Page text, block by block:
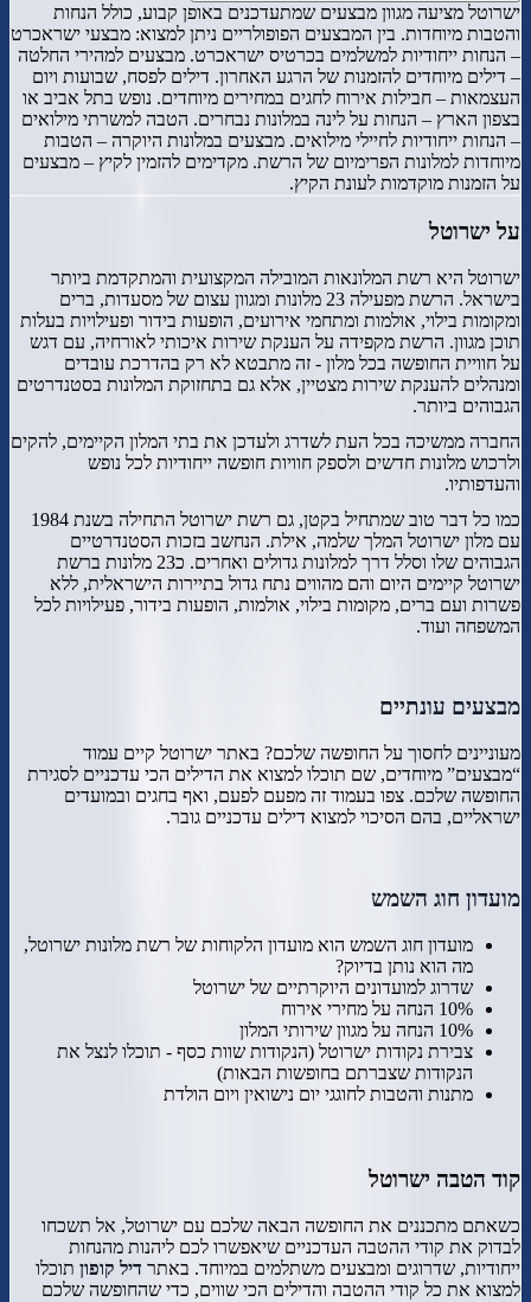
ישרוטל מציעה מגוון מבצעים שמתעדכנים באופן קבוע, כולל הנחות
והטבות מיוחדות. בין המבצעים הפופולריים ניתן למצוא: מבצעי ישראכרט
– הנחות ייחודיות למשלמים בכרטיס ישראכרט. מבצעים למהירי החלטה
– דילים מיוחדים להזמנות של הרגע האחרון. דילים לפסח, שבועות ויום
העצמאות – חבילות אירוח לחגים במחירים מיוחדים. נופש בתל אביב או
בצפון הארץ – הנחות על לינה במלונות נבחרים. הטבה למשרתי מילואים
– הנחות ייחודיות לחיילי מילואים. מבצעים במלונות היוקרה – הטבות
מיוחדות למלונות הפרימיום של הרשת. מקדימים להזמין לקיץ – מבצעים
על הזמנות מוקדמות לעונת הקיץ.
על ישרוטל
ישרוטל היא רשת המלונאות המובילה המקצועית והמתקדמת ביותר
בישראל. הרשת מפעילה 23 מלונות ומגוון עצום של מסעדות, ברים
ומקומות בילוי, אולמות ומתחמי אירועים, הופעות בידור ופעילויות בעלות
תוכן מגוון. הרשת מקפידה על הענקת שירות איכותי לאורחיה, עם דגש
על חוויית החופשה בכל מלון - זה מתבטא לא רק בהדרכת עובדים
ומנהלים להענקת שירות מצטיין, אלא גם בתחזוקת המלונות בסטנדרטים
הגבוהים ביותר.
החברה ממשיכה בכל העת לשדרג ולעדכן את בתי המלון הקיימים, להקים
ולרכוש מלונות חדשים ולספק חוויות חופשה ייחודיות לכל נופש
והעדפותיו.
כמו כל דבר טוב שמתחיל בקטן, גם רשת ישרוטל התחילה בשנת 1984
עם מלון ישרוטל המלך שלמה, אילת. הנחשב בזכות הסטנדרטיים
הגבוהים שלו וסלל דרך למלונות גדולים ואחרים. כ23 מלונות ברשת
ישרוטל קיימים היום והם מהווים נתח גדול בתיירות הישראלית, ללא
פשרות ועם ברים, מקומות בילוי, אולמות, הופעות בידור, פעילויות לכל
המשפחה ועוד.
מבצעים עונתיים
מעוניינים לחסוך על החופשה שלכם? באתר ישרוטל קיים עמוד
“מבצעים” מיוחדים, שם תוכלו למצוא את הדילים הכי עדכניים לסגירת
החופשה שלכם. צפו בעמוד זה מפעם לפעם, ואף בחגים ובמועדים
ישראליים, בהם הסיכוי למצוא דילים עדכניים גובר.
מועדון חוג השמש
מועדון חוג השמש הוא מועדון הלקוחות של רשת מלונות ישרוטל,
מה הוא נותן בדיוק?
שדרוג למועדונים היוקרתיים של ישרוטל
10% הנחה על מחירי אירוח
10% הנחה על מגוון שירותי המלון
צבירת נקודות ישרוטל (הנקודות שוות כסף - תוכלו לנצל את
הנקודות שצברתם בחופשות הבאות)
מתנות והטבות לחוגגי יום נישואין ויום הולדת
קוד הטבה ישרוטל
כשאתם מתכננים את החופשה הבאה שלכם עם ישרוטל, אל תשכחו
לבדוק את קודי ההטבה העדכניים שיאפשרו לכם ליהנות מהנחות
ייחודיות, שדרוגים ומבצעים משתלמים במיוחד. באתר דיל קופון תוכלו
למצוא את כל קודי ההטבה והדילים הכי שווים, כדי שהחופשה שלכם